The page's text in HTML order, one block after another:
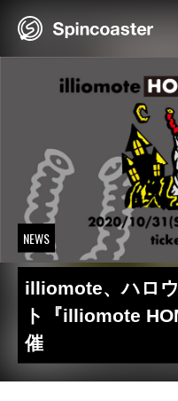
NEWS
illiomote、ハロ
ト『illiomote
催